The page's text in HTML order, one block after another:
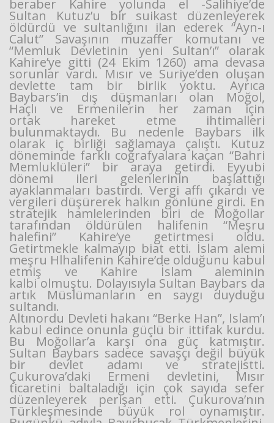
beraber Kahire yolunda el -Salihiye’de
Sultan Kutuz’u bir suikast düzenleyerek
öldürdü ve sultanlığını ilan ederek “Ayn-ı
Calut” Savaşının muzaffer komutanı ve
“Memluk Devletinin yeni Sultan’ı” olarak
Kahire’ye gitti (24 Ekim 1260) ama devasa
sorunlar vardı. Mısır ve Suriye’den oluşan
devlette tam bir birlik yoktu. Ayrıca
Baybars’in dış düşmanları olan Moğol,
Haçlı ve Ermenilerin her zaman için
ortak hareket etme ihtimalleri
bulunmaktaydı. Bu nedenle Baybars ilk
olarak iç birliği sağlamaya çalıştı. Kutuz
döneminde farklı coğrafyalara kaçan “Bahri
Memluklüleri” bir araya getirdi. Eyyubi
dönemi ileri gelenlerinin başlattığı
ayaklanmaları bastırdı. Vergi affı çıkardı ve
vergileri düşürerek halkın gönlüne girdi. En
stratejik hamlelerinden biri de Moğollar
tarafından öldürülen halifenin “Meşru
halefini” Kahire’ye getirtmesi oldu.
Getirtmekle kalmayıp biat etti. İslam alemi
meşru Hlhalifenin Kahire’de olduğunu kabul
etmiş ve Kahire İslam aleminin
kalbi olmuştu. Dolayısıyla Sultan Baybars da
artık Müslümanların en saygı duyduğu
sultandı.
Altınordu Devleti hakanı “Berke Han”, İslam’ı
kabul edince onunla güçlü bir ittifak kurdu.
Bu Moğollar’a karşı ona güç katmıştır.
Sultan Baybars sadece savaşçı değil büyük
bir devlet adamı ve stratejistti.
Çukurova’daki Ermeni devletini, Mısır
ticaretini baltaladığı için çok sayıda sefer
düzenleyerek perişan etti. Çukurova’nın
Türkleşmesinde büyük rol oynamıştır.